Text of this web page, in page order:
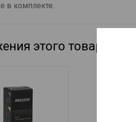
в комплекте.
этого товара